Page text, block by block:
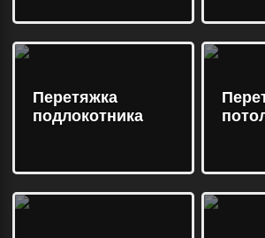
Перетяжка
подлокотника